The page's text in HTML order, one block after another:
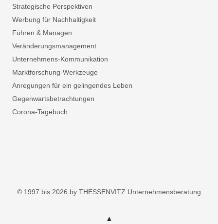
Strategische Perspektiven
Werbung für Nachhaltigkeit
Führen & Managen
Veränderungsmanagement
Unternehmens-Kommunikation
Marktforschung-Werkzeuge
Anregungen für ein gelingendes Leben
Gegenwartsbetrachtungen
Corona-Tagebuch
© 1997 bis 2026 by THESSENVITZ Unternehmensberatung